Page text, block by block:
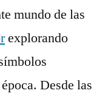
mundo de las
explorando
Desde las